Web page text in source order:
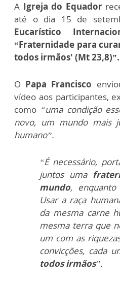
A Igreja do Equador
até o dia 15 de
Eucarístico
“Fraternidade para
todos irmãos' (Mt 23,8)”.
O Papa Francisco
vídeo aos participantes,
como “uma condição
novo, um mundo mais
humano”.
“É necessário,
juntos uma
mundo, enquanto
Usar a raça
da mesma carne
mesma terra que
um com as
convicções, cada
todos irmãos”.